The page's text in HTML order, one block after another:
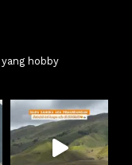
hobby